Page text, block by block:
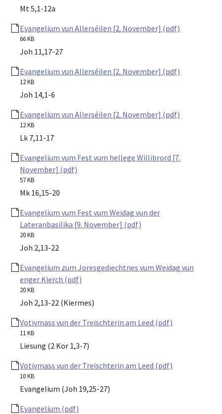
Mt 5,1-12a
Evangelium vun Allerséilen [2. November] (pdf)
66 KB
Joh 11,17-27
Evangelium vun Allerséilen [2. November] (pdf)
12 KB
Joh 14,1-6
Evangelium vun Allerséilen [2. November] (pdf)
12 KB
Lk 7,11-17
Evangelium vum Fest vum hellege Willibrord [7.
November] (pdf)
57 KB
Mk 16,15-20
Evangelium vum Fest vum Weidag vun der
Lateranbasilika [9. November] (pdf)
20 KB
Joh 2,13-22
Evangelium zum Joresgediechtnes vum Weidag vun
enger Kierch (pdf)
20 KB
Joh 2,13-22 (Kiermes)
Votivmass vun der Treischterin am Leed (pdf)
11 KB
Liesung (2 Kor 1,3-7)
Votivmass vun der Treischterin am Leed (pdf)
10 KB
Evangelium (Joh 19,25-27)
Evangelium (pdf)